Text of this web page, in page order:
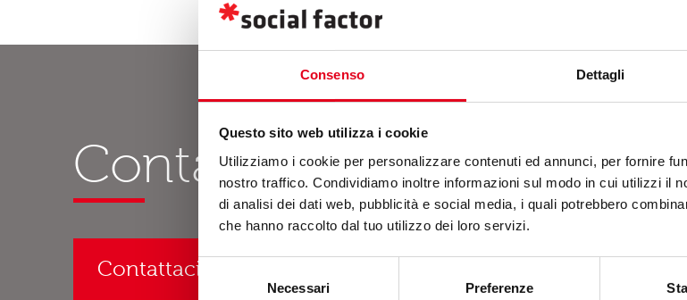
Consenso Dettagli
Questo sito web utilizza i cookie
Utilizziamo i cookie per personalizzare contenuti ed annunci, per fornire
nostro traffico. Condividiamo inoltre informazioni sul modo in cui utilizzi il
di analisi dei dati web, pubblicità e social media, i quali potrebbero
che hanno raccolto dal tuo utilizzo dei loro servizi.
Selezione
Necessari Preferenze
Contatti
Contattaci o richiedi un preventivo